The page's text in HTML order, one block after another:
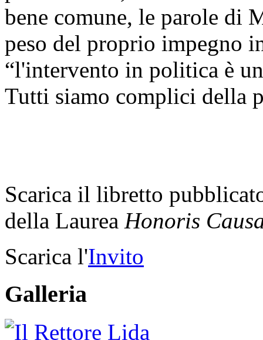
bene comune, le parole di
peso del proprio impegno
“l'intervento in politica è
Tutti siamo complici della
Scarica il libretto
della Laurea Honoris
Scarica l'Invito
Galleria